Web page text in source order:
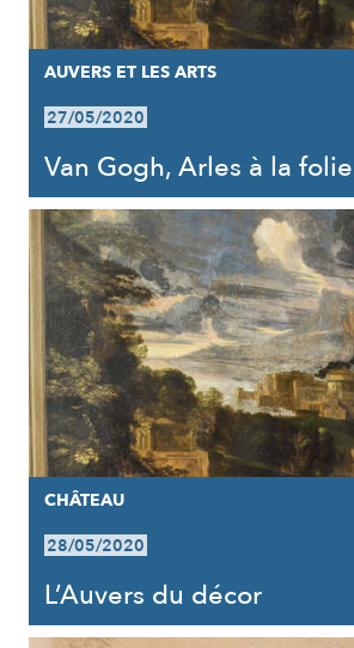
AUVERS ET LES ARTS
27/05/2020
Van Gogh, Arles à la folie
CHÂTEAU
28/05/2020
L’Auvers du décor